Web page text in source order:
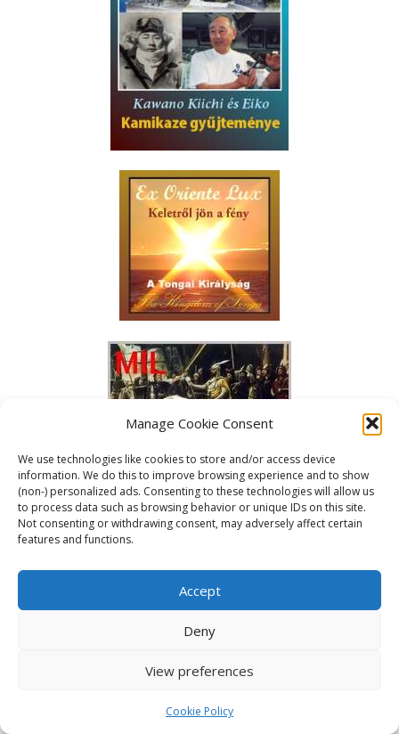
Manage Cookie Consent
We use technologies like cookies to store and/or access device
information. We do this to improve browsing experience and to show
(non-) personalized ads. Consenting to these technologies will allow us
to process data such as browsing behavior or unique IDs on this site.
Not consenting or withdrawing consent, may adversely affect certain
features and functions.
Accept
Deny
View preferences
Cookie Policy